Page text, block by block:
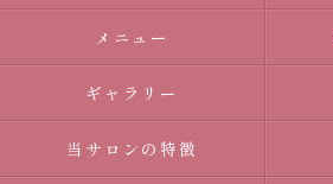
メニュー
ギャラリー
当サロンの特徴